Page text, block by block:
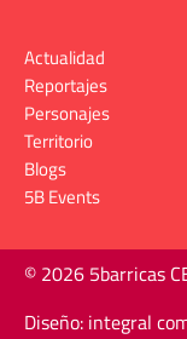
Actualidad
Reportajes
Personajes
Territorio
Blogs
5B Events
© 2026 5barricas
Diseño: integral